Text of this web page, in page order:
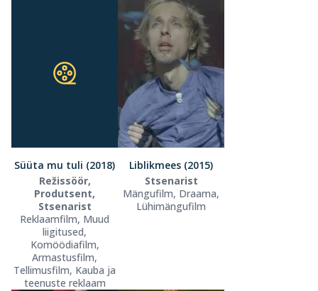
Süüta mu tuli (2018)
Režissöör,
Produtsent,
Stsenarist
Reklaamfilm, Muud
liigitused,
Komöödiafilm,
Armastusfilm,
Tellimusfilm, Kauba ja
teenuste reklaam
Liblikmees (2015)
Stsenarist
Mängufilm, Draama,
Lühimängufilm